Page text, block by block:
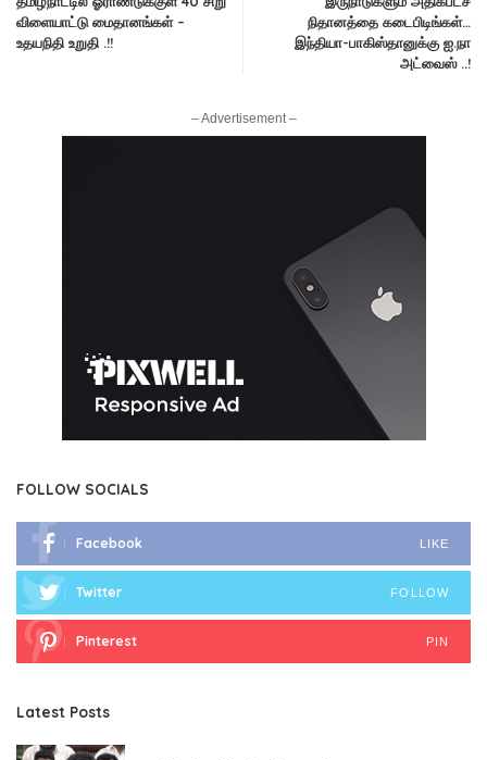
விளையாட்டு மைதானங்கள் –
உதயநிதி உறுதி .!!
நிதானத்தை கடைபிடிங்கள்…
இந்தியா-பாகிஸ்தானுக்கு ஐ.நா
அட்வைஸ் ..!
– Advertisement –
FOLLOW SOCIALS
Facebook LIKE
Twitter FOLLOW
Pinterest PIN
Latest Posts